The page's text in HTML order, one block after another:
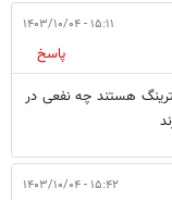
۱۵:۱۱ - ۱۴۰۳/۱۰/۰۴
پاسخ
فیلترینگ هستند چه نفعی در
۱۵:۴۲ - ۱۴۰۳/۱۰/۰۴